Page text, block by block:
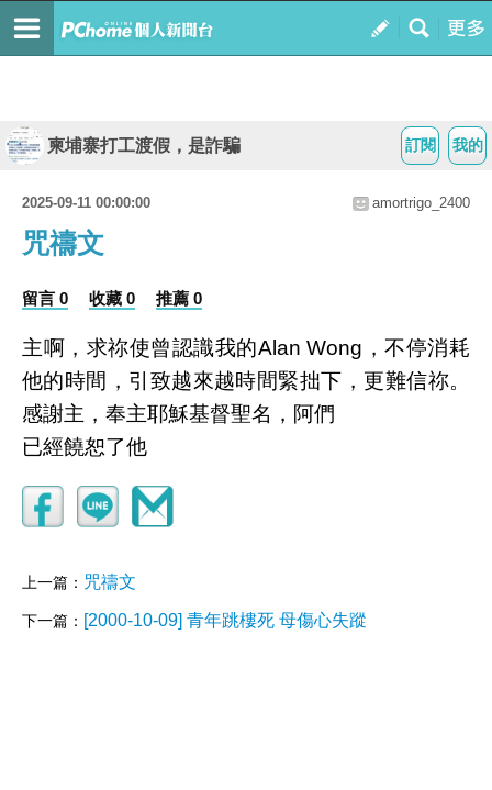
我的
訂閱
柬埔寨打工渡假，是詐騙
2025-09-11 00:00:00 amortrigo_2400
咒禱文
留言 0 收藏 0 推薦 0
主啊，求祢使曾認識我的Alan Wong，不停消耗
他的時間，引致越來越時間緊拙下，更難信祢。
感謝主，奉主耶穌基督聖名，阿們
已經饒恕了他
上一篇： 咒禱文
下一篇： [2000-10-09] 青年跳樓死 母傷心失蹤